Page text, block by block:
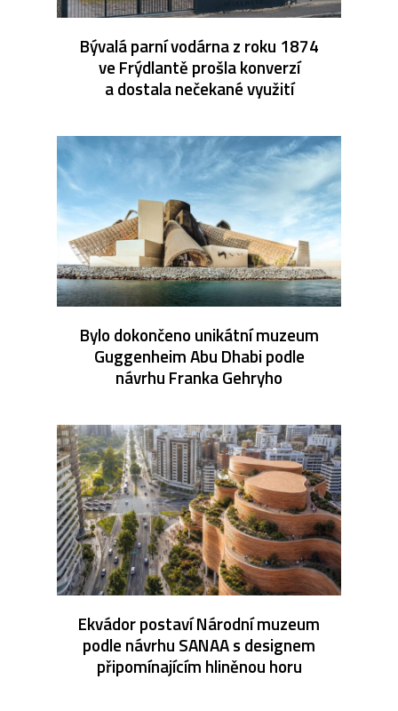
Bývalá parní vodárna z roku 1874
ve Frýdlantě prošla konverzí
a dostala nečekané využití
Bylo dokončeno unikátní muzeum
Guggenheim Abu Dhabi podle
návrhu Franka Gehryho
Ekvádor postaví Národní muzeum
podle návrhu SANAA s designem
připomínajícím hliněnou horu